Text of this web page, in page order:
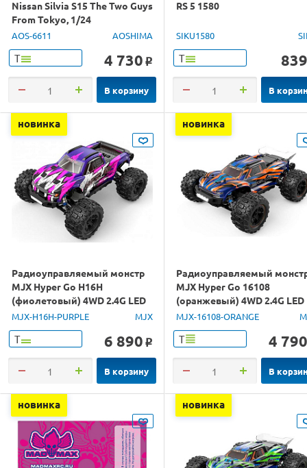
Nissan Silvia S15 The Two Guys
From Tokyo, 1/24
AOS-6611 AOSHIMA
Т 4 730 o
В корзину
RS 5 1580
SIKU1580
Т 839
В
новинка
Радиоуправляемый монстр
MJX Hyper Go H16H
(фиолетовый) 4WD 2.4G LED
GPS 1/16 RTR
MJX-H16H-PURPLE MJX
Т 6 890 o
В корзину
новинка
Радиоуправляемый
MJX Hyper Go 16108
(оранжевый) 4WD 2.4G LED
1/16 RTR
MJX-16108-ORANGE
Т 4 790
В
новинка новинка